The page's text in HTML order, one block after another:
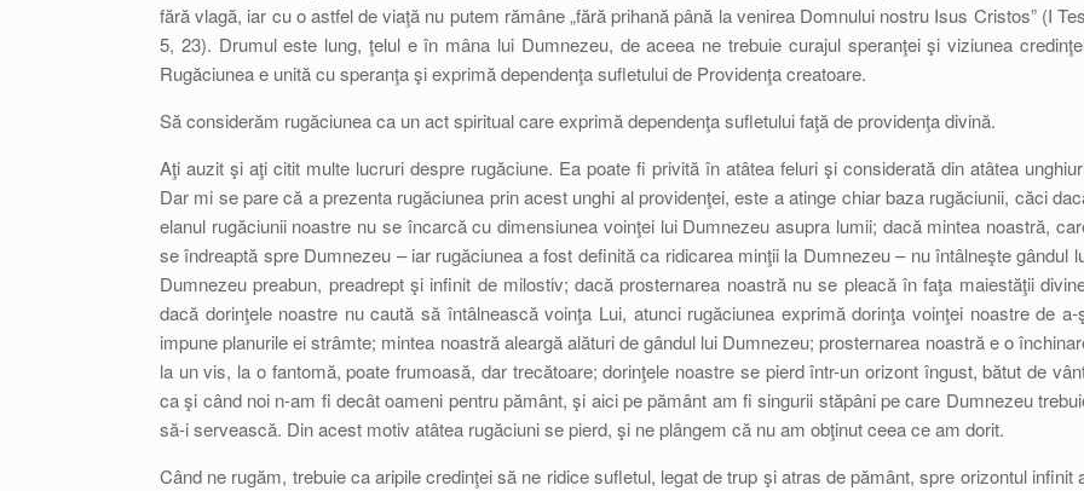
fără vlagă, iar cu o astfel de viaţă nu putem rămâne „fără prihană până la venirea Domnului nostru Isus Cristos” (I
5, 23). Drumul este lung, ţelul e în mâna lui Dumnezeu, de aceea ne trebuie curajul speranţei şi viziunea
Rugăciunea e unită cu speranţa şi exprimă dependenţa sufletului de Providenţa creatoare.
Să considerăm rugăciunea ca un act spiritual care exprimă dependenţa sufletului faţă de providenţa divină.
Aţi auzit şi aţi citit multe lucruri despre rugăciune. Ea poate fi privită în atâtea feluri şi considerată din atâtea
Dar mi se pare că a prezenta rugăciunea prin acest unghi al providenţei, este a atinge chiar baza rugăciunii, căci
elanul rugăciunii noastre nu se încarcă cu dimensiunea voinţei lui Dumnezeu asupra lumii; dacă mintea noastră,
se îndreaptă spre Dumnezeu – iar rugăciunea a fost definită ca ridicarea minţii la Dumnezeu – nu întâlneşte gândul
Dumnezeu preabun, preadrept şi infinit de milostiv; dacă prosternarea noastră nu se pleacă în faţa maiestăţii
dacă dorinţele noastre nu caută să întâlnească voinţa Lui, atunci rugăciunea exprimă dorinţa voinţei noastre de a-
impune planurile ei strâmte; mintea noastră aleargă alături de gândul lui Dumnezeu; prosternarea noastră e o
la un vis, la o fantomă, poate frumoasă, dar trecătoare; dorinţele noastre se pierd într-un orizont îngust, bătut de
ca şi când noi n-am fi decât oameni pentru pământ, şi aici pe pământ am fi singurii stăpâni pe care Dumnezeu
să-i servească. Din acest motiv atâtea rugăciuni se pierd, şi ne plângem că nu am obţinut ceea ce am dorit.
Când ne rugăm, trebuie ca aripile credinţei să ne ridice sufletul, legat de trup şi atras de pământ, spre orizontul infinit